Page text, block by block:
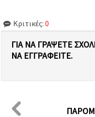
Κριτικές: 0
ΓΙΑ ΝΑ ΓΡΆΨΕΤΕ
Α ΕΓΓΡΑΦΕΊΤΕ.